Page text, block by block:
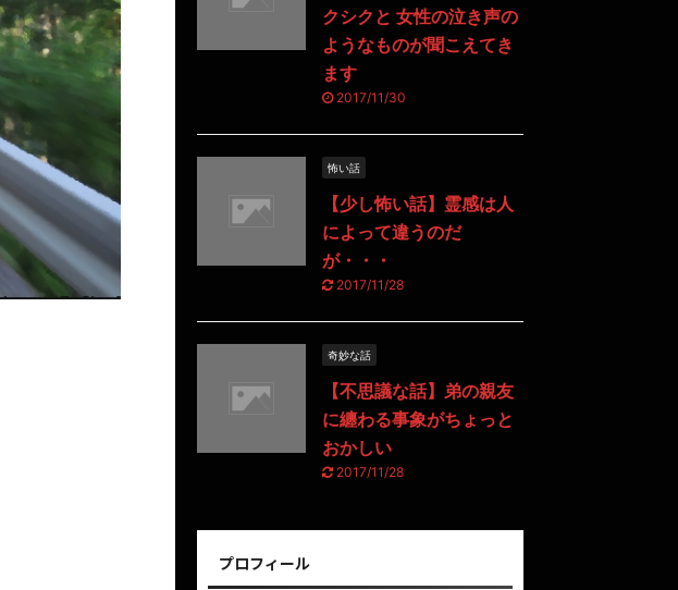
クシクと 女性の泣き声の
ようなものが聞こえてき
ます
2017/11/30
怖い話
【少し怖い話】霊感は人
によって違うのだ
が・・・
2017/11/28
奇妙な話
【不思議な話】弟の親友
に纏わる事象がちょっと
おかしい
2017/11/28
プロフィール